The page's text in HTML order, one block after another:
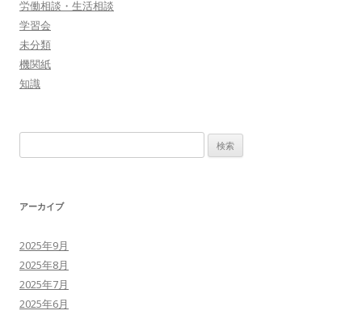
労働相談・生活相談
学習会
未分類
機関紙
知識
索
アーカイブ
2025年9月
2025年8月
2025年7月
2025年6月